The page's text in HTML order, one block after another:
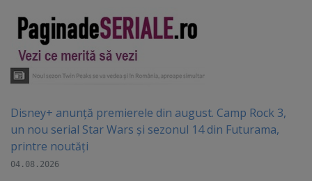
Disney+ anunță premierele din august. Camp Rock 3,
un nou serial Star Wars și sezonul 14 din Futurama,
printre noutăți
04.08.2026